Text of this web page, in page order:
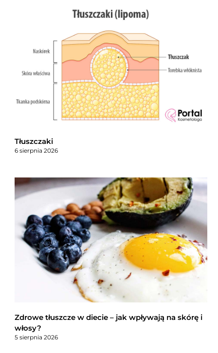
Tłuszczaki
6 sierpnia 2026
Zdrowe tłuszcze w diecie – jak wpływają na skórę i
włosy?
5 sierpnia 2026